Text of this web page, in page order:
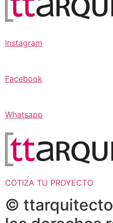
Instagram
Facebook
Whatsapp
COTIZA TU PROYECTO
©